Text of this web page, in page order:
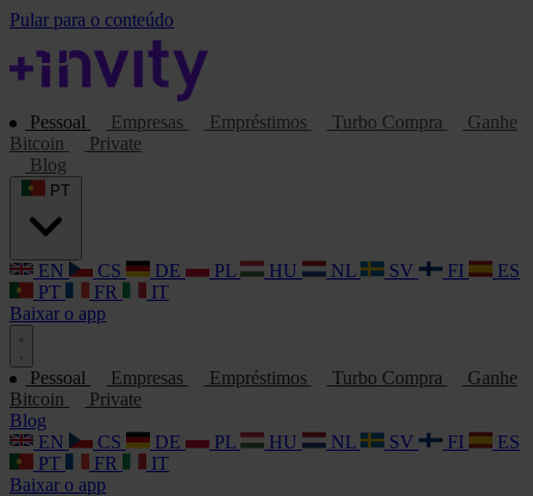
Pular para o conteúdo
Pessoal Empresas Empréstimos Turbo Compra
Ganhe
Bitcoin
Private
Blog
EN CS DE PL HU NL SV FI
ES
PT
FR
IT
Baixar o app
Pessoal Empresas Empréstimos Turbo Compra
Ganhe
Bitcoin
Private
Blog
EN
CS DE PL HU NL SV FI
ES
PT
FR
IT
Baixar o app